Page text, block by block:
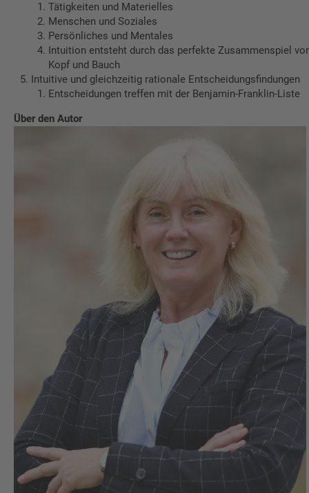
Tätigkeiten und Materielles
Menschen und Soziales
Persönliches und Mentales
Intuition entsteht durch das perfekte Zusammenspiel
Kopf und Bauch
Intuitive und gleichzeitig rationale Entscheidungsfindungen
Entscheidungen treffen mit der Benjamin-Franklin-Liste
Über den Autor